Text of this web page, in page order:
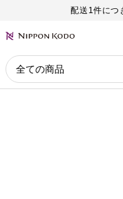
配送1件につ